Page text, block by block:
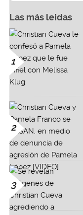
Las más leidas
1
2
3